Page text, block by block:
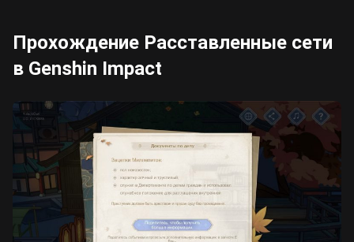
Прохождение Расставленные сети
в Genshin Impact